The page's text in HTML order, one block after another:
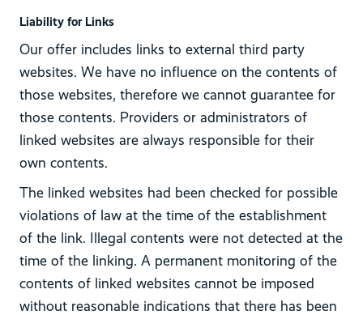
Liability for Links
Our offer includes links to external third party
websites. We have no influence on the contents of
those websites, therefore we cannot guarantee for
those contents. Providers or administrators of
linked websites are always responsible for their
own contents.
The linked websites had been checked for possible
violations of law at the time of the establishment
of the link. Illegal contents were not detected at the
time of the linking. A permanent monitoring of the
contents of linked websites cannot be imposed
without reasonable indications that there has been